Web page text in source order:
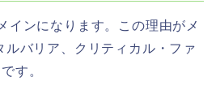
インになります。この理由がメ
ルバリア、クリティカル・ファ
す。